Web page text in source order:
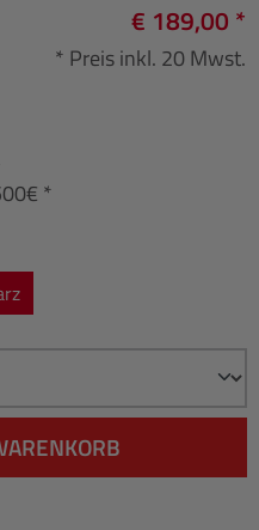
€ 189,00 *
* Preis inkl. 20 Mwst.
*